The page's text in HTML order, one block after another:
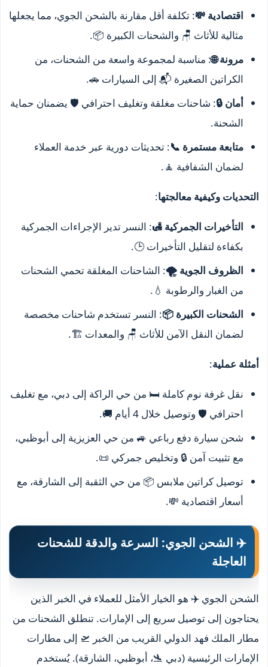
اقتصادية 💸: تكلفة أقل مقارنة بالشحن الجوي، مما يجعلها
مثالية للأثاث 🪑 والشحنات الكبيرة 📦.
مرونة 🌐: مناسبة لمجموعة واسعة من الشحنات، من
الكراتين الصغيرة 📬 إلى السيارات 🚗.
أمان 🔒: شاحنات مغلقة وتغليف احترافي 🛡️ يضمنان حماية
الشحنة.
متابعة مستمرة 📞: تحديثات دورية عبر خدمة العملاء
لضمان الشفافية 🧘.
التحديات وكيفية معالجتها:
التأخيرات الجمركية 🛃: النسر تدير الإجراءات الجمركية
بكفاءة لتقليل التأخيرات 🕒.
الظروف الجوية 🌪️: الشاحنات المغلقة تحمي الشحنات
من الغبار والرطوبة 💧.
الشحنات الكبيرة 📦: النسر تستخدم شاحنات مخصصة
لضمان النقل الآمن للأثاث 🪑 والمعدات 🏗️.
أمثلة عملية:
نقل غرفة نوم كاملة 🛏️ من حي الراكة إلى دبي، مع تغليف
احترافي 🛡️ وتوصيل خلال 4 أيام 🚚.
شحن سيارة دفع رباعي 🚙 من حي العزيزية إلى أبوظبي،
مع تثبيت آمن 🔒 وتخليص جمركي 📜.
توصيل كراتين ملابس 📦 من حي الثقبة إلى الشارقة، مع
أسعار اقتصادية 💸.
✈️ الشحن الجوي: السرعة والدقة للشحنات
العاجلة
الشحن الجوي ✈️ هو الخيار الأمثل للعملاء في الخبر الذين
يحتاجون إلى توصيل سريع إلى الإمارات. تنطلق الشحنات من
مطار الملك فهد الدولي القريب من الخبر 🛫 إلى مطارات
الإمارات الرئيسية (دبي 🛬، أبوظبي، الشارقة). يُستخدم